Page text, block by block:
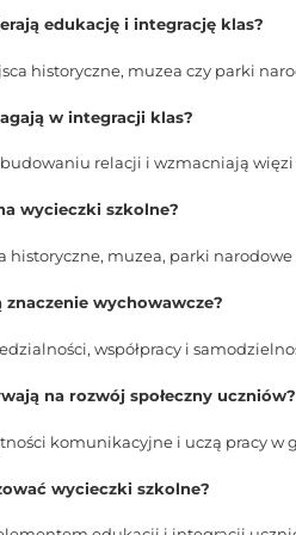
edukację i integrację klas?
historyczne, muzea czy parki
w integracji klas?
relacji i wzmacniają
wycieczki szkolne?
historyczne, muzea, parki narodowe
wychowawcze?
współpracy i
na rozwój społeczny uczniów?
komunikacyjne i uczą pracy w
wycieczki szkolne?